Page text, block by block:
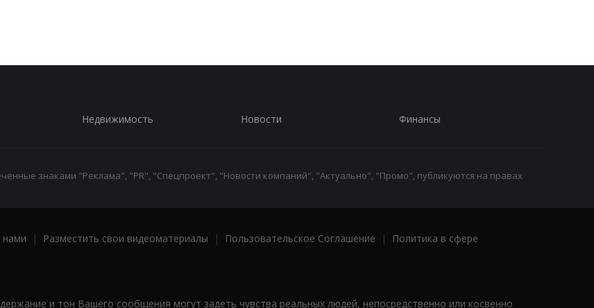
Недвижимость Новости Финансы
знаками "Реклама", "PR", "Спецпроект", "Новости компаний", "Актуально", "Промо", публикуются на правах
нами | Разместить свои видеоматериалы | Пользовательское Соглашение |
Политика в сфере
и тон Вашего сообщения могут задеть чувства реальных людей, непосредственно или косвенно